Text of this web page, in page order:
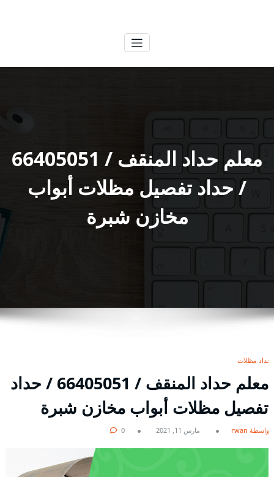
معلم حداد المنقف / 66405051
/ حداد تفصيل مظلات أبواب
مخازن شبرة
حداد مظلات
معلم حداد المنقف / 66405051 / حداد
تفصيل مظلات أبواب مخازن شبرة
بواسطة rwan مارس 11, 2021 0